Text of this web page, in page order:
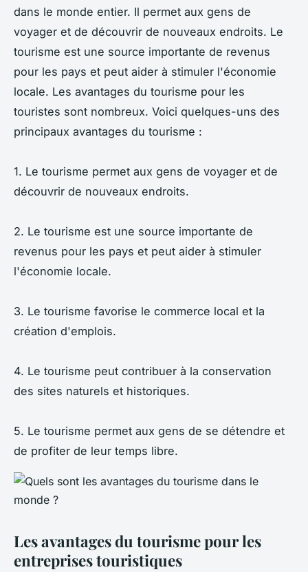
dans le monde entier. Il permet aux gens de
voyager et de découvrir de nouveaux endroits. Le
tourisme est une source importante de revenus
pour les pays et peut aider à stimuler l'économie
locale. Les avantages du tourisme pour les
touristes sont nombreux. Voici quelques-uns des
principaux avantages du tourisme :
1. Le tourisme permet aux gens de voyager et de
découvrir de nouveaux endroits.
2. Le tourisme est une source importante de
revenus pour les pays et peut aider à stimuler
l'économie locale.
3. Le tourisme favorise le commerce local et la
création d'emplois.
4. Le tourisme peut contribuer à la conservation
des sites naturels et historiques.
5. Le tourisme permet aux gens de se détendre et
de profiter de leur temps libre.
Les avantages du tourisme pour les
entreprises touristiques